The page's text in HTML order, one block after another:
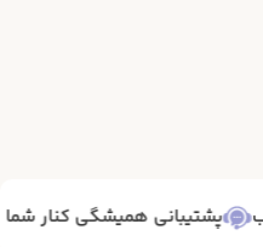
پشتیبانی همیشگی کنار شما 7/24